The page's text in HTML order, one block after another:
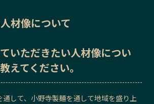
材像について
いただきたい人材像につい
えてください。
通して、小野寺製麺を通して地域を盛り上